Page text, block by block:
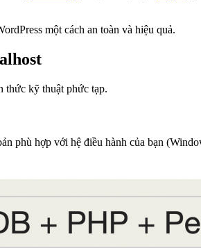
một cách an toàn và hiệu quả.
thức kỹ thuật phức tạp.
phù hợp với hệ điều hành của bạn